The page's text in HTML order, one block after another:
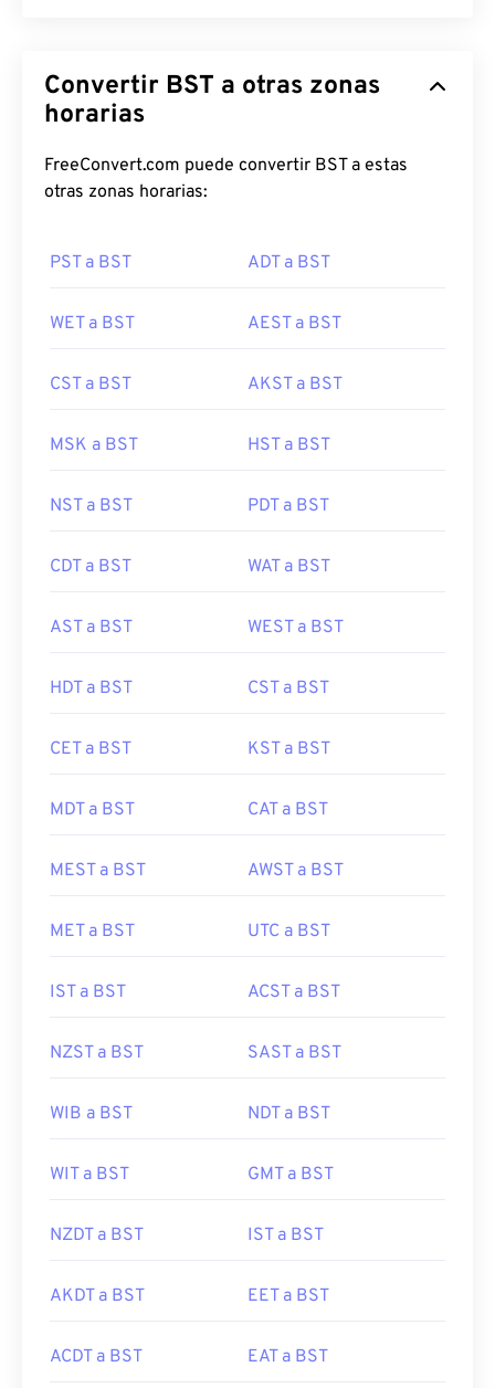
Convertir BST a otras zonas
horarias
FreeConvert.com puede convertir BST a estas
otras zonas horarias:
PST a BST ADT a BST
WET a BST AEST a BST
CST a BST AKST a BST
MSK a BST HST a BST
NST a BST PDT a BST
CDT a BST WAT a BST
AST a BST WEST a BST
HDT a BST CST a BST
CET a BST KST a BST
MDT a BST CAT a BST
MEST a BST AWST a BST
MET a BST UTC a BST
IST a BST ACST a BST
NZST a BST SAST a BST
WIB a BST NDT a BST
WIT a BST GMT a BST
NZDT a BST IST a BST
AKDT a BST EET a BST
ACDT a BST EAT a BST